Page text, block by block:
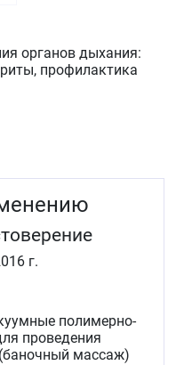
органов дыхания:
профилактика
нейромиозиты,
г.
полимерно-
проведения
массаж)